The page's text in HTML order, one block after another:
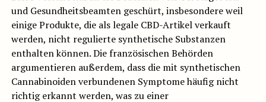
und Gesundheitsbeamten geschürt, insbesondere weil
einige Produkte, die als legale CBD-Artikel verkauft
werden, nicht regulierte synthetische Substanzen
enthalten können. Die französischen Behörden
argumentieren außerdem, dass die mit synthetischen
Cannabinoiden verbundenen Symptome häufig nicht
richtig erkannt werden, was zu einer